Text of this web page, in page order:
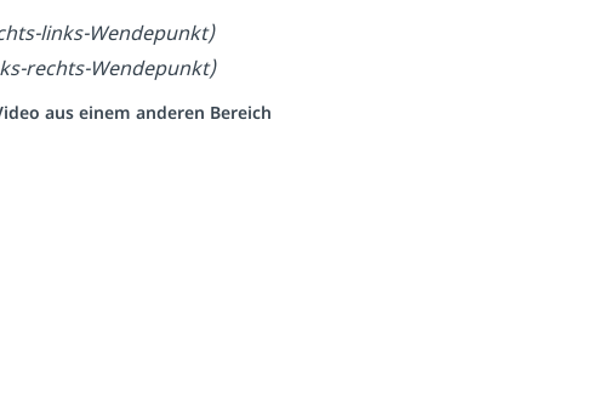
links-Wendepunkt)
rechts-Wendepunkt)
aus einem anderen Bereich